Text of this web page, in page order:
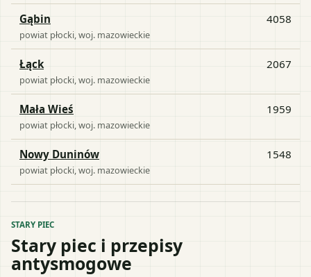
Gąbin
powiat płocki , woj. mazowieckie
4058
Łąck
powiat płocki , woj. mazowieckie
2067
Mała Wieś
powiat płocki , woj. mazowieckie
1959
Nowy Duninów
powiat płocki , woj. mazowieckie
1548
STARY PIEC
Stary piec i przepisy
antysmogowe